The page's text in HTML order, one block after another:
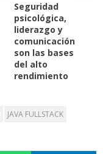
Seguridad
psicológica,
liderazgo y
comunicación
son las bases
del alto
rendimiento
JAVA FULLSTACK